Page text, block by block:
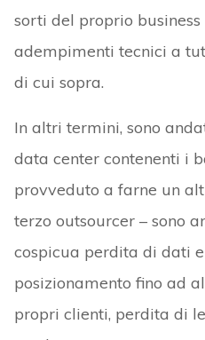
sorti del proprio
adempimenti tecnici a
di cui sopra.
In altri termini, sono
data center contenenti i
provveduto a farne un
terzo outsourcer – sono
cospicua perdita di dati
posizionamento fino ad
propri clienti, perdita di